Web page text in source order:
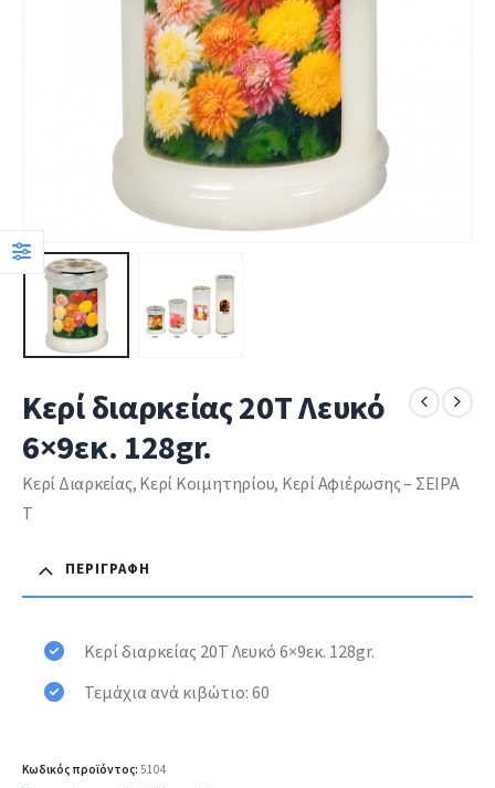
Κερί διαρκείας 20Τ Λευκό
6×9εκ. 128gr.
Κερί Διαρκείας, Κερί Κοιμητηρίου, Κερί Αφιέρωσης – ΣΕΙΡΑ
Τ
ΠΕΡΙΓΡΑΦΉ
Κερί διαρκείας 20Τ Λευκό 6×9εκ. 128gr.
Τεμάχια ανά κιβώτιο: 60
Κωδικός προϊόντος: 5104